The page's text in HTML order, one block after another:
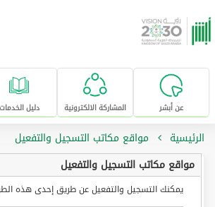
تخطى للإنتقال إلى المحتوى الرئيسي
عن أبشر المشاركة الالكترونية دليل الخدمات
الرئيسية
مواقع مكاتب التسجيل والتفعيل
مواقع مكاتب التسجيل والتفعيل
يمكنك التسجيل والتفعيل عن طريق إحدى هذه